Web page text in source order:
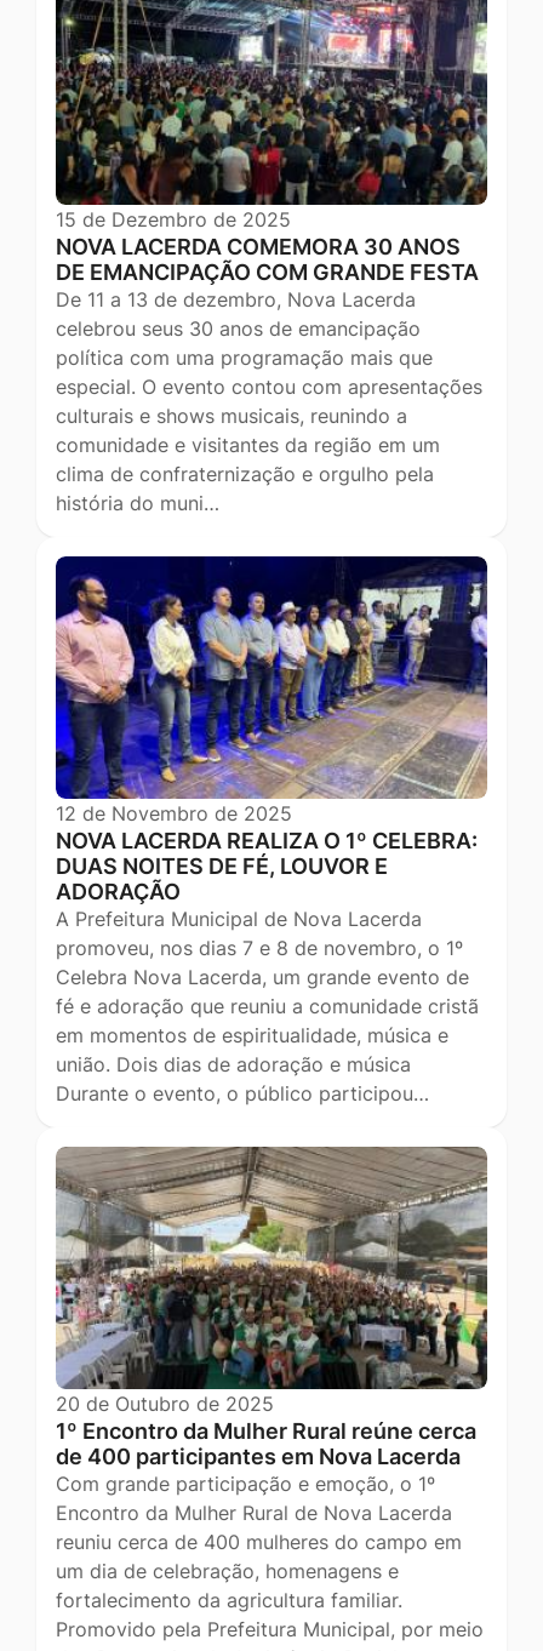
15 de Dezembro de 2025
NOVA LACERDA COMEMORA 30 ANOS
DE EMANCIPAÇÃO COM GRANDE FESTA
De 11 a 13 de dezembro, Nova Lacerda
celebrou seus 30 anos de emancipação
política com uma programação mais que
especial. O evento contou com apresentações
culturais e shows musicais, reunindo a
comunidade e visitantes da região em um
clima de confraternização e orgulho pela
história do muni…
12 de Novembro de 2025
NOVA LACERDA REALIZA O 1º CELEBRA:
DUAS NOITES DE FÉ, LOUVOR E
ADORAÇÃO
A Prefeitura Municipal de Nova Lacerda
promoveu, nos dias 7 e 8 de novembro, o 1º
Celebra Nova Lacerda, um grande evento de
fé e adoração que reuniu a comunidade cristã
em momentos de espiritualidade, música e
união. Dois dias de adoração e música
Durante o evento, o público participou…
20 de Outubro de 2025
1º Encontro da Mulher Rural reúne cerca
de 400 participantes em Nova Lacerda
Com grande participação e emoção, o 1º
Encontro da Mulher Rural de Nova Lacerda
reuniu cerca de 400 mulheres do campo em
um dia de celebração, homenagens e
fortalecimento da agricultura familiar.
Promovido pela Prefeitura Municipal, por meio